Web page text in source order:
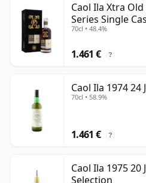
Caol Ila Xtra
Series Single
70cl • 48.4%
1.461 € ?
Caol Ila 1974 24
70cl • 58.9%
1.461 € ?
Caol Ila 1975 20
Selection